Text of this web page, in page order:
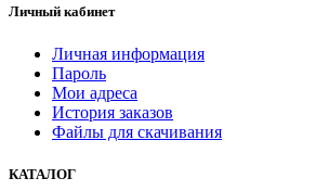
Личный кабинет
Личная информация
Пароль
Мои адреса
История заказов
Файлы для скачивания
КАТАЛОГ